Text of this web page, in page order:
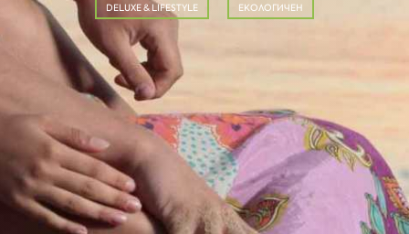
DELUXE & LIFESTYLE ЕКОЛОГИЧЕН